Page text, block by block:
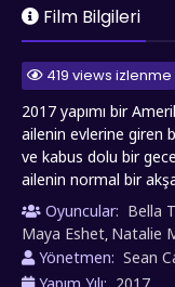
Film Bilgileri
419 views izlenme
2017 yapımı bir
ailenin evlerine giren
ve kabus dolu bir
ailenin normal bir
giren maskeli kişiler
kişiler, aileyi bir canlı
onları izlemeye
kameralarını
Oyuncular: Bella
Maya Eshet, Natalie
Yönetmen: Sean
Yapım Yılı: 2017